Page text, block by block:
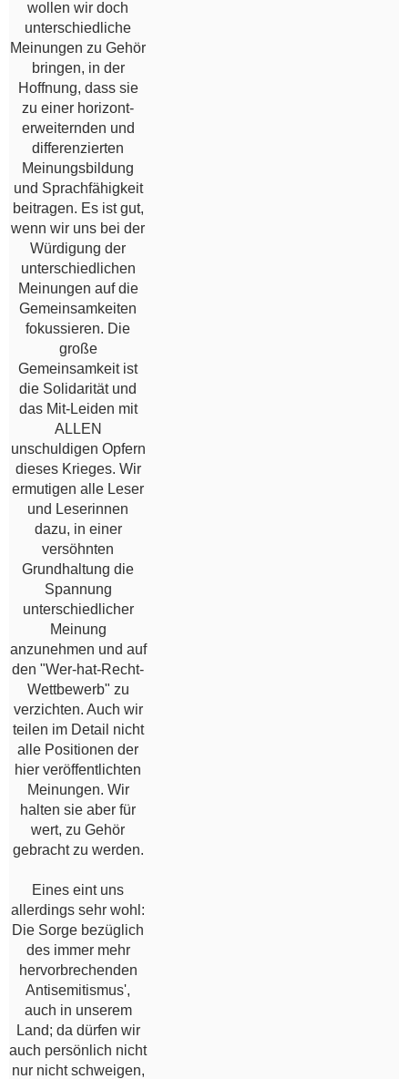
wollen wir doch
unterschiedliche
Meinungen zu Gehör
bringen, in der
Hoffnung, dass sie
zu einer horizont-
erweiternden und
differenzierten
Meinungsbildung
und Sprachfähigkeit
beitragen. Es ist gut,
wenn wir uns bei der
Würdigung der
unterschiedlichen
Meinungen auf die
Gemeinsamkeiten
fokussieren. Die
große
Gemeinsamkeit ist
die Solidarität und
das Mit-Leiden mit
ALLEN
unschuldigen Opfern
dieses Krieges. Wir
ermutigen alle Leser
und Leserinnen
dazu, in einer
versöhnten
Grundhaltung die
Spannung
unterschiedlicher
Meinung
anzunehmen und auf
den "Wer-hat-Recht-
Wettbewerb" zu
verzichten. Auch wir
teilen im Detail nicht
alle Positionen der
hier veröffentlichten
Meinungen. Wir
halten sie aber für
wert, zu Gehör
gebracht zu werden.
Eines eint uns
allerdings sehr wohl:
Die Sorge bezüglich
des immer mehr
hervorbrechenden
Antisemitismus',
auch in unserem
Land; da dürfen wir
auch persönlich nicht
nur nicht schweigen,